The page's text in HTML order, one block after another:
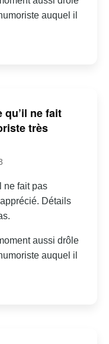
auquel il
qu’il ne fait
très
ne fait pas
Détails
aussi drôle
auquel il